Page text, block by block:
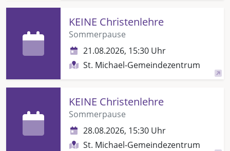
KEINE Christenlehre
Sommerpause
21.08.2026, 15:30 Uhr
St. Michael-Gemeindezentrum
KEINE Christenlehre
Sommerpause
28.08.2026, 15:30 Uhr
St. Michael-Gemeindezentrum